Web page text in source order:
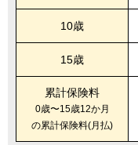
10歳
15歳
累計保険料
0歳〜15歳12か月
の累計保険料(月払)